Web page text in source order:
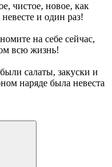
чистое, новое, как
и один раз!
на себе сейчас,
всю жизнь!
салаты, закуски и
наряде была невеста